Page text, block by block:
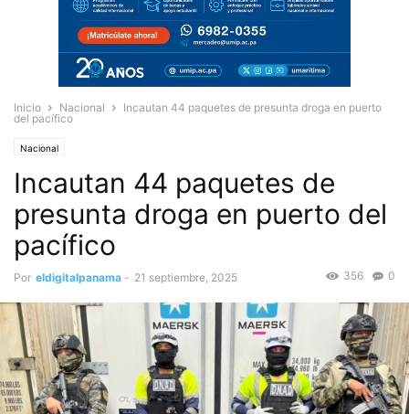
Inicio Nacional
Incautan 44 paquetes de presunta droga en puerto
del pacífico
Nacional
Incautan 44 paquetes de
presunta droga en puerto del
pacífico
Por eldigitalpanama - 21 septiembre, 2025 0
356